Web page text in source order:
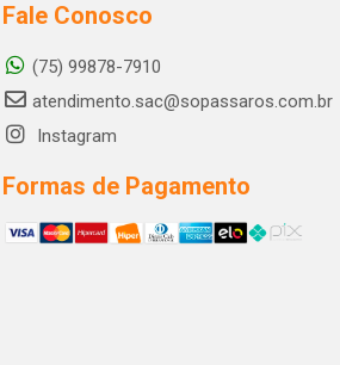
Fale Conosco
(75) 99878-7910
atendimento.sac@sopassaros.com.br
Instagram
Formas de Pagamento